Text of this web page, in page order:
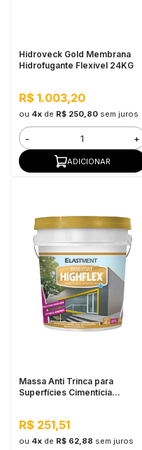
Hidroveck Gold Membrana
Hidrofugante Flexível 24KG
R$ 1.003,20
ou 4xde R$ 250,80 sem juros
- +
ADICIONAR
Massa Anti Trinca para
Superfícies Cimentícia
R$ 251,51
ou 4xde R$ 62,88 sem juros